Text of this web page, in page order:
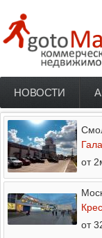
Главное меню
НОВОСТИ
от
от